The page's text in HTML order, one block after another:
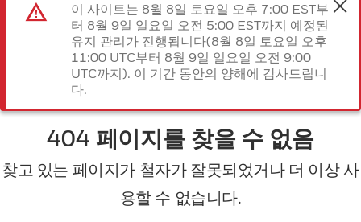
이 사이트는 8월 8일 토요일 오후 7:00 EST부
터 8월 9일 일요일 오전 5:00 EST까지 예정된
유지 관리가 진행됩니다(8월 8일 토요일 오후
11:00 UTC부터 8월 9일 일요일 오전 9:00
UTC까지). 이 기간 동안의 양해에 감사드립니
다.
404 페이지를 찾을 수 없음
찾고 있는 페이지가 철자가 잘못되었거나 더 이상 사
용할 수 없습니다.